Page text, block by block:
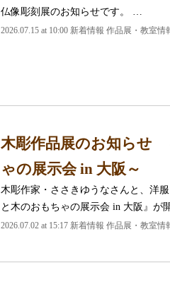
仏像彫刻展のお知らせです。 …
2026.07.15 at 10:00 新着情報 作品展・教室情
木彫作品展のお知らせ
ゃの展示会 in 大阪～
木彫作家・ささきゆうなさんと、洋
と木のおもちゃの展示会 in 大阪』が
2026.07.02 at 15:17 新着情報 作品展・教室情